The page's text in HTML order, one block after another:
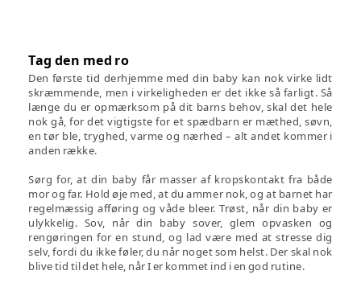
Tag den med ro
Den første tid derhjemme med din baby kan nok virke lidt
skræmmende, men i virkeligheden er det ikke så farligt. Så
længe du er opmærksom på dit barns behov, skal det hele
nok gå, for det vigtigste for et spædbarn er mæthed, søvn,
en tør ble, tryghed, varme og nærhed – alt andet kommer i
anden række.
Sørg for, at din baby får masser af kropskontakt fra både
mor og far. Hold øje med, at du ammer nok, og at barnet har
regelmæssig afføring og våde bleer. Trøst, når din baby er
ulykkelig. Sov, når din baby sover, glem opvasken og
rengøringen for en stund, og lad være med at stresse dig
selv, fordi du ikke føler, du når noget som helst. Der skal nok
blive tid til det hele, når I er kommet ind i en god rutine.